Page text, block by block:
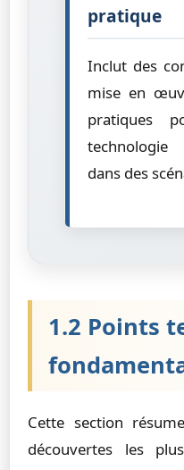
pratique
Inclut des
mise en
pratiques
technologie
dans des
1.2 Points
Cette section
découvertes les